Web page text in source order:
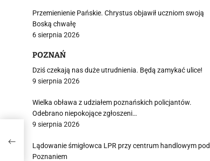
Przemienienie Pańskie. Chrystus objawił uczniom swoją
Boską chwałę
6 sierpnia 2026
POZNAŃ
Dziś czekają nas duże utrudnienia. Będą zamykać ulice!
9 sierpnia 2026
Wielka obława z udziałem poznańskich policjantów.
Odebrano niepokojące zgłoszeni…
9 sierpnia 2026
Lądowanie śmigłowca LPR przy centrum handlowym pod
Poznaniem